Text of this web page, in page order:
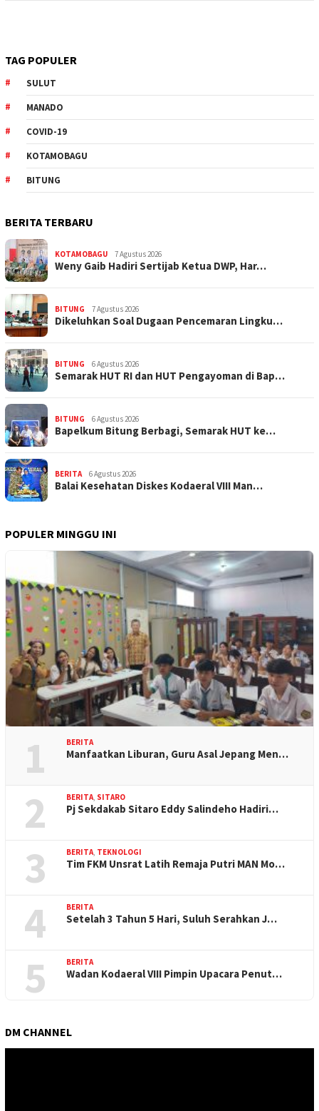
TAG POPULER
SULUT
MANADO
COVID-19
KOTAMOBAGU
BITUNG
BERITA TERBARU
KOTAMOBAGU 7 Agustus 2026
Weny Gaib Hadiri Sertijab Ketua DWP, Har…
BITUNG 7 Agustus 2026
Dikeluhkan Soal Dugaan Pencemaran Lingku…
BITUNG 6 Agustus 2026
Semarak HUT RI dan HUT Pengayoman di Bap…
BITUNG 6 Agustus 2026
‎Bapelkum Bitung Berbagi, Semarak HUT ke…
BERITA 6 Agustus 2026
Balai Kesehatan Diskes Kodaeral VIII Man…
POPULER MINGGU INI
1 BERITA
Manfaatkan Liburan, Guru Asal Jepang Men…
2 BERITA SITARO
Pj Sekdakab Sitaro Eddy Salindeho Hadiri…
3 BERITA TEKNOLOGI
Tim FKM Unsrat Latih Remaja Putri MAN Mo…
4 BERITA
Setelah 3 Tahun 5 Hari, Suluh Serahkan J…
5 BERITA
Wadan Kodaeral VIII Pimpin Upacara Penut…
DM CHANNEL